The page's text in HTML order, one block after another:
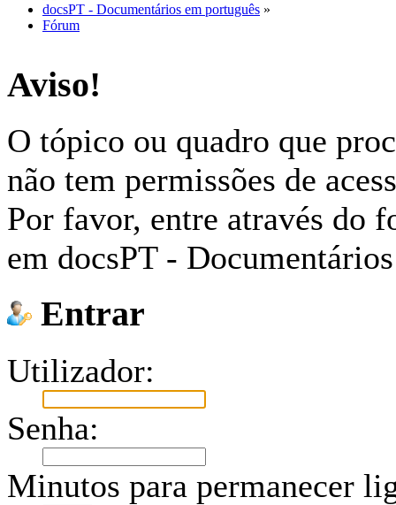
docsPT - Documentários em português »
Fórum
Aviso!
O tópico ou quadro que
não tem permissões de
Por favor, entre através do
em docsPT -
Entrar
Utilizador:
Senha:
Minutos para permanecer